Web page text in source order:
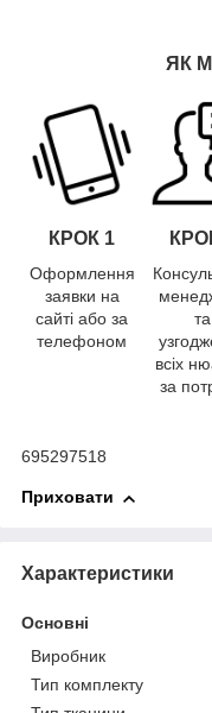
ЯК
КРОК 1
Оформлення
заявки на
сайті або за
телефоном
та
всіх
за
695297518
Приховати
Характеристики
Основні
Виробник
Тип комплекту